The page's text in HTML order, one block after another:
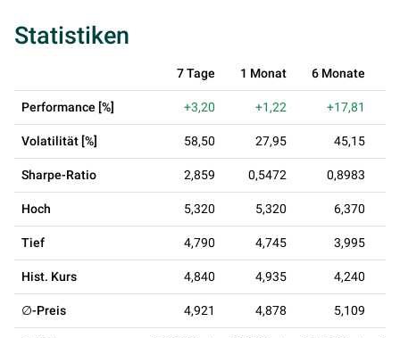
Statistiken
7 Tage 1 Monat 6 Monate
Performance [%] +3,20 +1,22 +17,81
Volatilität [%] 58,50 27,95 45,15
Sharpe-Ratio 2,859 0,5472 0,8983
Hoch 5,320 5,320 6,370
Tief 4,790 4,745 3,995
Hist. Kurs 4,840 4,935 4,240
∅-Preis 4,921 4,878 5,109